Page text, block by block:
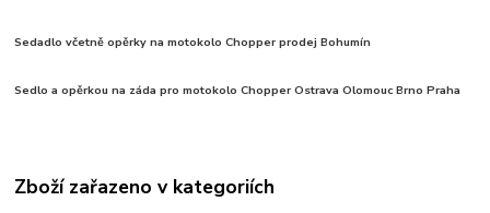
Sedadlo včetně opěrky na motokolo Chopper prodej Bohumín
Sedlo a opěrkou na záda pro motokolo Chopper Ostrava Olomouc Brno Praha
Zboží zařazeno v kategoriích